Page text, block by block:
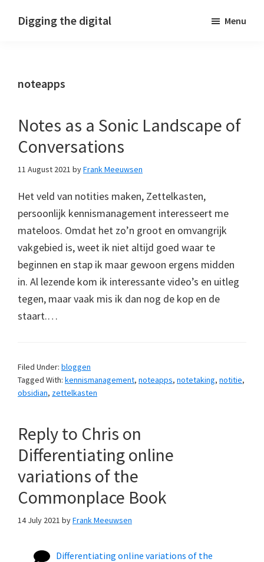
Digging the digital Menu
noteapps
Notes as a Sonic Landscape of
Conversations
11 August 2021 byFrank Meeuwsen
Het veld van notities maken, Zettelkasten,
persoonlijk kennismanagement interesseert me
mateloos. Omdat het zo’n groot en omvangrijk
vakgebied is, weet ik niet altijd goed waar te
beginnen en stap ik maar gewoon ergens midden
in. Al lezende kom ik interessante video’s en uitleg
tegen, maar vaak mis ik dan nog de kop en de
staart.…
Filed Under: bloggen
Tagged With: kennismanagement, noteapps, notetaking, notitie,
obsidian, zettelkasten
Reply to Chris on
Differentiating online
variations of the
Commonplace Book
14 July 2021 byFrank Meeuwsen
Differentiating online variations of the